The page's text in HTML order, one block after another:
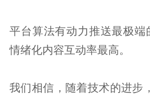
平台算法有动力推送最极端
情绪化内容互动率最高。
我们相信，随着技术的进步